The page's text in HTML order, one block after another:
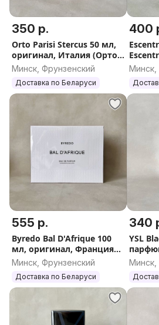
350 р.
Orto Parisi Stercus 50 мл,
оригинал, Италия (Орто
Паризи Стеркус)
Минск, Фрунзенский
Доставка по Беларуси
400
вода
Англия
Минск,
555 р.
Byredo Bal D'Afrique 100
мл, оригинал, Франция
(Байредо Бал Де Африк),
распив от 10 мл
Минск, Фрунзенский
Доставка по Беларуси
340
YSL
Минск,